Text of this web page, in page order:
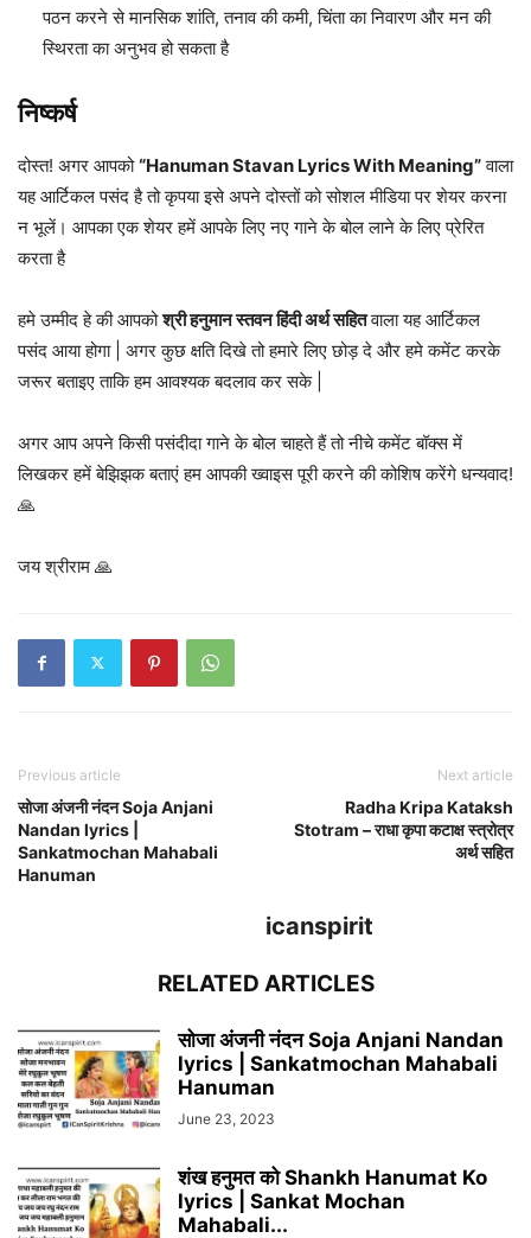
पठन करने से मानसिक शांति, तनाव की कमी, चिंता का निवारण और मन की
स्थिरता का अनुभव हो सकता है
निष्कर्ष
दोस्त! अगर आपको“Hanuman Stavan Lyrics With Meaning”वाला
यह आर्टिकल पसंद है तो कृपया इसे अपने दोस्तों को सोशल मीडिया पर शेयर करना
न भूलें। आपका एक शेयर हमें आपके लिए नए गाने के बोल लाने के लिए प्रेरित
करता है
हमे उम्मीद हे की आपकोश्री हनुमान स्तवन हिंदी अर्थ सहितवाला यह आर्टिकल
पसंद आया होगा | अगर कुछ क्षति दिखे तो हमारे लिए छोड़ दे और हमे कमेंट करके
जरूर बताइए ताकि हम आवश्यक बदलाव कर सके |
अगर आप अपने किसी पसंदीदा गाने के बोल चाहते हैं तो नीचे कमेंट बॉक्स में
लिखकर हमें बेझिझक बताएं हम आपकी ख्वाइस पूरी करने की कोशिष करेंगे धन्यवाद!
🙏
जय श्रीराम 🙏
Previous article
सोजा अंजनी नंदन Soja Anjani
Nandan lyrics |
Sankatmochan Mahabali
Hanuman
Next article
Radha Kripa Kataksh
Stotram – राधा कृपा कटाक्ष स्त्रोत्र
अर्थ सहित
icanspirit
RELATED ARTICLES
सोजा अंजनी नंदन Soja Anjani Nandan
lyrics | Sankatmochan Mahabali
Hanuman
June 23, 2023
शंख हनुमत को Shankh Hanumat Ko
lyrics | Sankat Mochan
Mahabali...